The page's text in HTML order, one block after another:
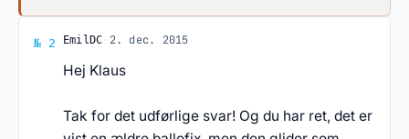
№ 2 Svar af EmilDC
EmilDC · 2. dec. 2015
Hej Klaus
Tak for det udførlige svar! Og du har ret, det er